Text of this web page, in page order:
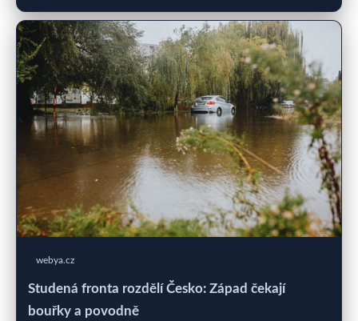
webya.cz
Studená fronta rozdělí Česko: Západ čekají
bouřky a povodně